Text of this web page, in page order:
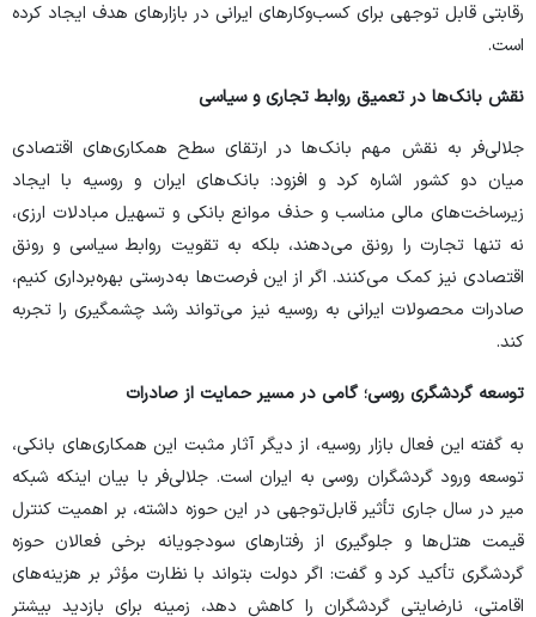
رقابتی قابل توجهی برای کسب‌وکار‌های ایرانی در بازار‌های هدف ایجاد کرده
است.
نقش بانک‌ها در تعمیق روابط تجاری و سیاسی
جلالی‌فر به نقش مهم بانک‌ها در ارتقای سطح همکاری‌های اقتصادی
میان دو کشور اشاره کرد و افزود: بانک‌های ایران و روسیه با ایجاد
زیرساخت‌های مالی مناسب و حذف موانع بانکی و تسهیل مبادلات ارزی،
نه تنها تجارت را رونق می‌دهند، بلکه به تقویت روابط سیاسی و رونق
اقتصادی نیز کمک می‌کنند. اگر از این فرصت‌ها به‌درستی بهره‌برداری کنیم،
صادرات محصولات ایرانی به روسیه نیز می‌تواند رشد چشمگیری را تجربه
کند.
توسعه گردشگری روسی؛ گامی در مسیر حمایت از صادرات
به گفته این فعال بازار روسیه، از دیگر آثار مثبت این همکاری‌های بانکی،
توسعه ورود گردشگران روسی به ایران است. جلالی‌فر با بیان اینکه شبکه
میر در سال جاری تأثیر قابل‌توجهی در این حوزه داشته، بر اهمیت کنترل
قیمت هتل‌ها و جلوگیری از رفتار‌های سودجویانه برخی فعالان حوزه
گردشگری تأکید کرد و گفت: اگر دولت بتواند با نظارت مؤثر بر هزینه‌های
اقامتی، نارضایتی گردشگران را کاهش دهد، زمینه برای بازدید بیشتر